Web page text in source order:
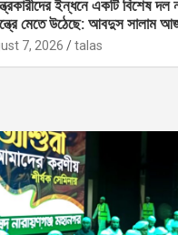
ইন্ধনে একটি বিশেষ দল
মেতে উঠেছে: আবদুস সালাম
7, 2026 talas